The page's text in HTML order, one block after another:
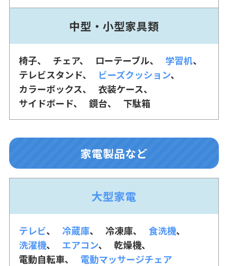
中型・小型家具類
椅子 チェア ローテーブル
学習机
テレビスタンド
ビーズクッション
カラーボックス
衣装ケース
サイドボード
鏡台 下駄箱
家電製品など
大型家電
テレビ 冷蔵庫 冷凍庫
食洗機
洗濯機
エアコン
乾燥機
電動自転車
電動マッサージチェア